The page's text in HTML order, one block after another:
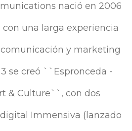
nació en 2006
una larga experiencia
y marketing
se creó ``Espronceda -
& Culture``, con dos
Immensiva (lanzado